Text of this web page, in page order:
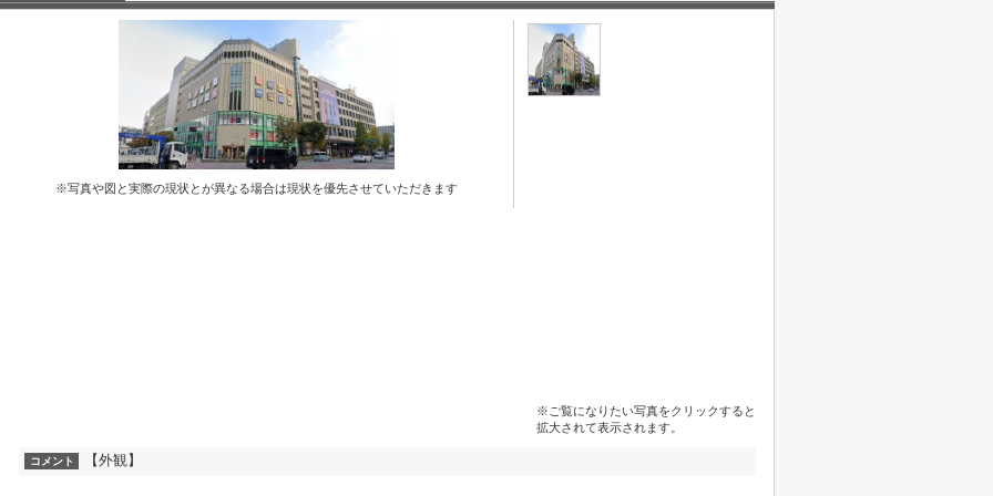
※写真や図と実際の現状とが異なる場合は現状を優先させていただきます
※ご覧になりたい写真をクリックすると
拡大されて表示されます。
コメント 【外観】